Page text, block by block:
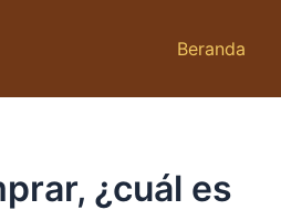
Beranda
¿cuál es